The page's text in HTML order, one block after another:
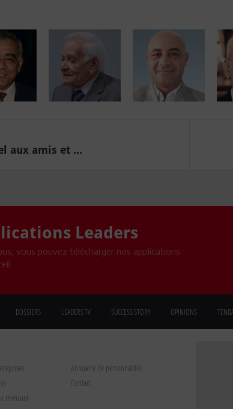
aux amis et ...
Leaders
vous pouvez télécharger nos applications
DOSSIERS LEADERS TV SUCCESS STORY OPINIONS
Annuaire de personnalités
Contact
mensuel